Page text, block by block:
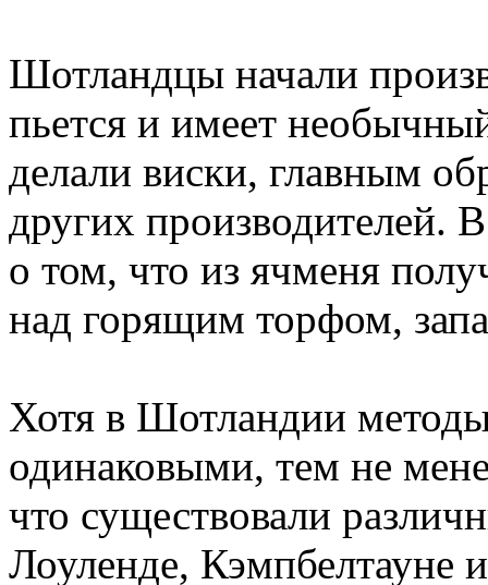
Шотландцы начали
пьется и имеет
делали виски, главным
других производителей.
о том, что из ячменя
над горящим торфом,
Хотя в Шотландии
одинаковыми, тем не
что существовали
Лоуленде, Кэмпбелтауне